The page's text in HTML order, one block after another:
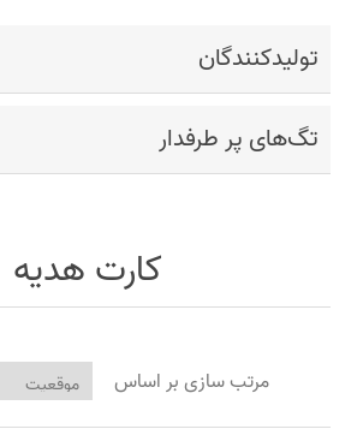
تولیدکنندگان
تگ‌های پر طرفدار
کارت هدیه
مرتب سازی بر اساس